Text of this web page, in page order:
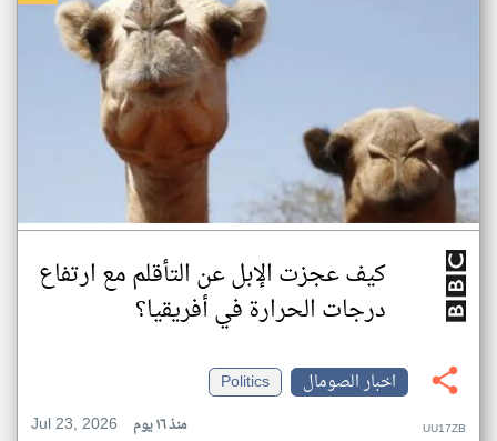
كيف عجزت الإبل عن التأقلم مع ارتفاع
درجات الحرارة في أفريقيا؟
اخبار الصومال
Politics
Jul 23, 2026
منذ ١٦ يوم UU17ZB